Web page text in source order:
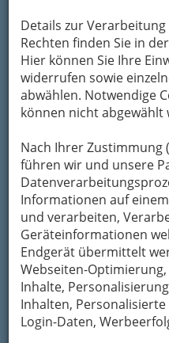
Details zur
Rechten finden Sie in der
Hier können Sie Ihre
widerrufen sowie
abwählen. Notwendige
können nicht abgewählt
Nach Ihrer Zustimmung
führen wir und unsere
Informationen auf
und verarbeiten,
Geräteinformationen
Endgerät übermittelt
Webseiten-
Inhalte,
Inhalten,
Login-Daten,
Navigation
Saatenhandel
Obst